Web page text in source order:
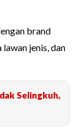
brand
jenis, dan
Selingkuh,